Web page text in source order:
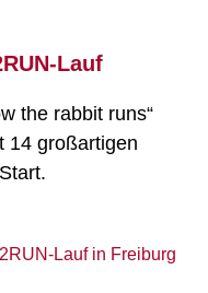
Lauf
the rabbit runs“
14 großartigen